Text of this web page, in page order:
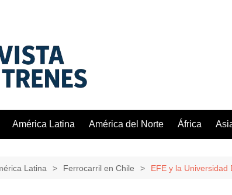
América Latina América del Norte África
Latina Ferrocarril en Chile EFE y la